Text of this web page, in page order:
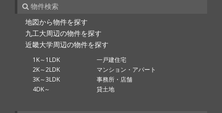
物件検索
地図から物件を探す
九工大周辺の物件を探す
近畿大学周辺の物件を探す
1K～1LDK
2K～2LDK
3K～3LDK
4DK～
一戸建住宅
マンション・アパート
事務所・店舗
貸土地